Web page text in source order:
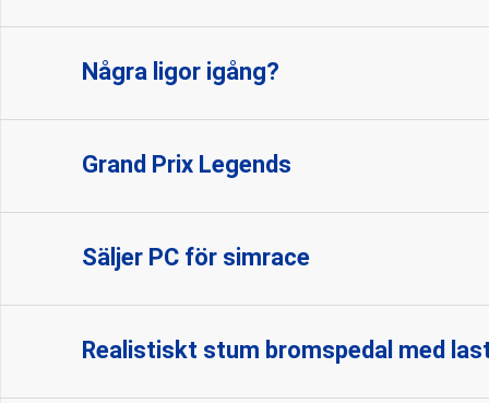
Några ligor igång?
Grand Prix Legends
Säljer PC för simrace
Realistiskt stum bromspedal med